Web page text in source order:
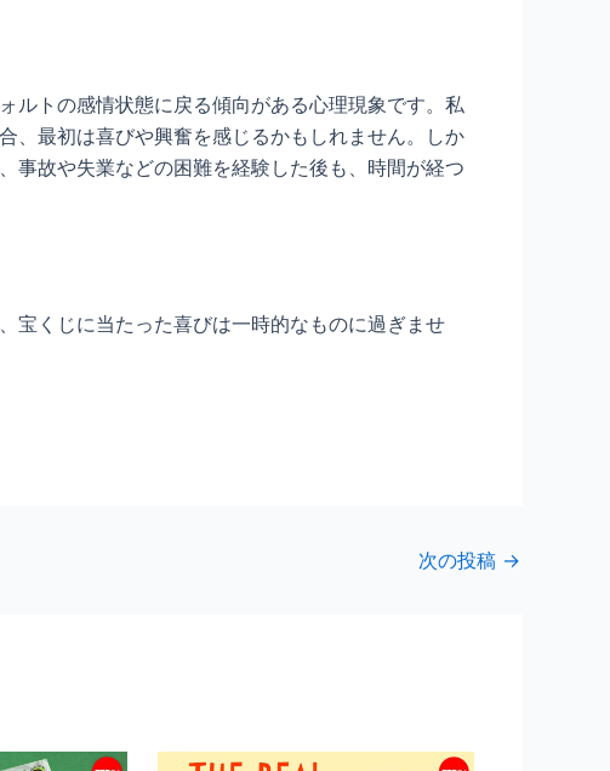
ルトの感情状態に戻る傾向がある心理現象です。私
、最初は喜びや興奮を感じるかもしれません。しか
事故や失業などの困難を経験した後も、時間が経つ
宝くじに当たった喜びは一時的なものに過ぎませ
次の投稿 →